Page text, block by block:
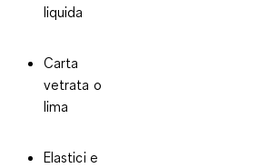
liquida
Carta
vetrata o
lima
Elastici e